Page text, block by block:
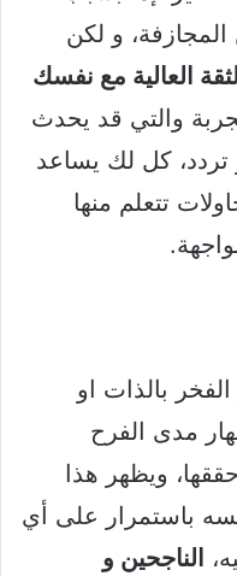
و لكن
الثقة العالية مع نفسك
والتي قد يحدث
كل لك يساعد
تتعلم منها
بالذات او
مدى الفرح
ويظهر هذا
باستمرار على أي
الناجحين و